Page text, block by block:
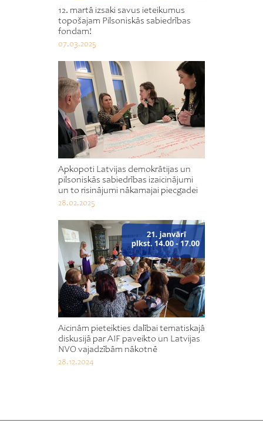
12. martā izsaki savus ieteikumus
topošajam Pilsoniskās sabiedrības
fondam!
07.03.2025
Apkopoti Latvijas demokrātijas un
pilsoniskās sabiedrības izaicinājumi
un to risinājumi nākamajai piecgadei
28.02.2025
Aicinām pieteikties dalībai tematiskajā
diskusijā par AIF paveikto un Latvijas
NVO vajadzībām nākotnē
28.12.2024